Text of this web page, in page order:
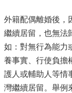
外籍配偶離婚後，
繼續居留，也無法
如：對無行為能力
養事實、行使負擔
護人或輔助人等情
灣繼續居留。舉例